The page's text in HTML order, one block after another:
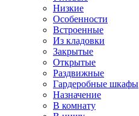
Низкие
Особенности
Встроенные
Из кладовки
Закрытые
Открытые
Раздвижные
Гардеробные шкафы
Назначение
В комнату